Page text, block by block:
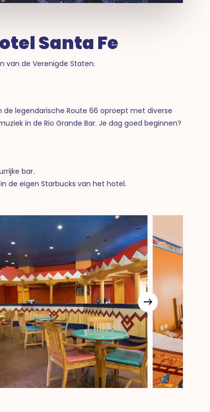
Santa Fe
van de Verenigde Staten.
legendarische Route 66 oproept met diverse
in de Rio Grande Bar. Je dag goed beginnen?
bar.
de eigen Starbucks van het hotel.